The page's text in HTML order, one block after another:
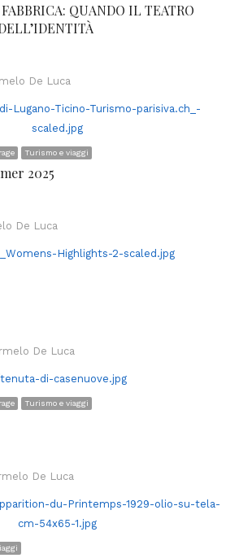
QUANDO IL TEATRO
De Luca
Turismo e viaggi
2025
De Luca
De Luca
Turismo e viaggi
De Luca